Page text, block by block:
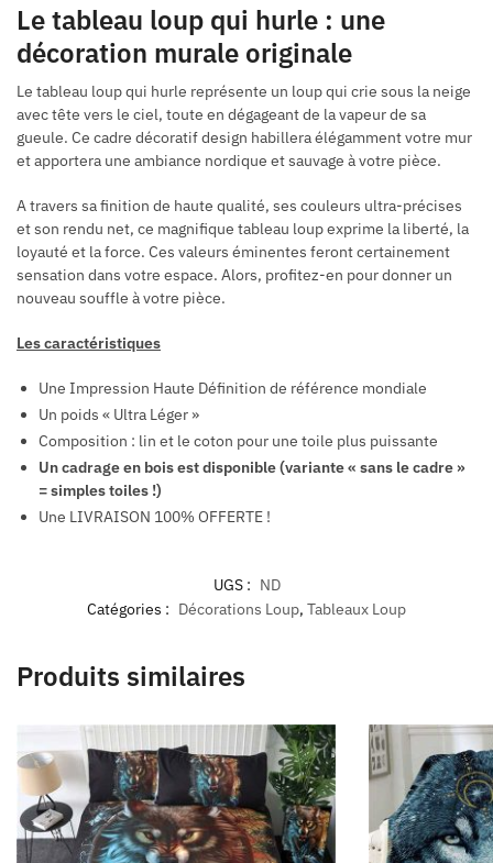
Le tableau loup qui hurle : une
décoration murale originale
Le tableau loup qui hurle représente un loup qui crie sous la neige
avec tête vers le ciel, toute en dégageant de la vapeur de sa
gueule. Ce cadre décoratif design habillera élégamment votre mur
et apportera une ambiance nordique et sauvage à votre pièce.
A travers sa finition de haute qualité, ses couleurs ultra-précises
et son rendu net, ce magnifique tableau loup exprime la liberté, la
loyauté et la force. Ces valeurs éminentes feront certainement
sensation dans votre espace. Alors, profitez-en pour donner un
nouveau souffle à votre pièce.
Les caractéristiques
Une Impression Haute Définition de référence mondiale
Un poids « Ultra Léger »
Composition : lin et le coton pour une toile plus puissante
Un cadrage en bois est disponible (variante « sans le cadre »
= simples toiles !)
Une LIVRAISON 100% OFFERTE !
UGS : ND
Catégories : Décorations Loup, Tableaux Loup
Produits similaires